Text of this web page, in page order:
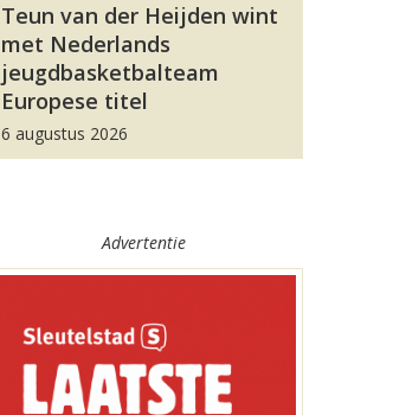
Teun van der Heijden wint
met Nederlands
jeugdbasketbalteam
Europese titel
6 augustus 2026
Advertentie